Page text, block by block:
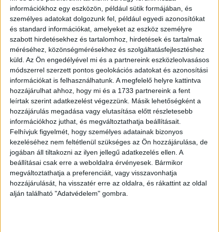
információkhoz egy eszközön, például sütik formájában, és
személyes adatokat dolgozunk fel, például egyedi azonosítókat
és standard információkat, amelyeket az eszköz személyre
szabott hirdetésekhez és tartalomhoz, hirdetések és tartalmak
méréséhez, közönségmérésekhez és szolgáltatásfejlesztéshez
küld. Az Ön engedélyével mi és a partnereink eszközleolvasásos
módszerrel szerzett pontos geolokációs adatokat és azonosítási
információkat is felhasználhatunk. A megfelelő helyre kattintva
hozzájárulhat ahhoz, hogy mi és a 1733 partnereink a fent
leírtak szerint adatkezelést végezzünk. Másik lehetőségként a
hozzájárulás megadása vagy elutasítása előtt részletesebb
információkhoz juthat, és megváltoztathatja beállításait.
Felhívjuk figyelmét, hogy személyes adatainak bizonyos
kezeléséhez nem feltétlenül szükséges az Ön hozzájárulása, de
jogában áll tiltakozni az ilyen jellegű adatkezelés ellen. A
beállításai csak erre a weboldalra érvényesek. Bármikor
megváltoztathatja a preferenciáit, vagy visszavonhatja
hozzájárulását, ha visszatér erre az oldalra, és rákattint az oldal
alján található "Adatvédelem" gombra.
kerékpárból is sokan keresnek használt példányt, hogy
pénzt takarítsanak meg, így nem meglepő, hogy ez a
termékkategória is jól fogy az online piactéren.
A Lego, a Matchbox és a gombfoci ugyancsak szinte
minden héten benne van a legnépszerűbb keresések
közt: az építőjátékot szülők és gyűjtők, a játékautókat
főként gyűjtők keresik, de jó ideje reneszánszát éli a
gombfoci, havi szinten több száz készlet talál gazdára a
Vaterán. A szektorlabda-szettek közül hatvanas és
hetvenes években gyártott, a fővárosi klubok (FTC, Dózsa,
MTK, Honvéd) játékosainak neveit tartalmazó csapatok a
legnépszerűbbek.
OLVASTA MÁR?